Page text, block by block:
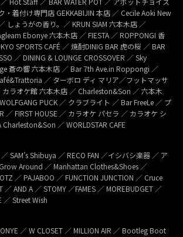
・着付け専門店 GEKKABIJIN 本店 ／ Cecile Aoki New
しょうがの香り。／ KRUN SIAM 六本木店 ／
Ebonye 六本木店 ／ FIESTA ／ ROPPONGI 香
SPORTS CAFÉ ／ 焼酎DINIG BAR 虎の桜 ／ BAR
／ DINING & LOUNGE CROSSOVER ／ Sky
蒼の響 六本木店 ／ Bar 7th Ave.in Roppongi ／
／ ターボロ ディ マリア／フットマッサ
カラオケ館 六本木店 ／ Charleston&Son ／ 六本木
PUCK ／ クラブライト ／ Bar FreeLe ／ プ
／ FIRST HOUSE ／ カラオケ パセラ ／ カラオケ シ
／ WORLDSTAR CAFE
SAM’s Shibuya ／ RECO FAN ／イシバシ楽器 ／ ア
Around ／ Manhattan Clothes&Shoes ／
／ PAJABOO ／ FUNCTION JUNCTION ／ Cruce
／ AND A ／ STOMY ／FAMES ／ MOREBUDGET ／
／ Street Wish
／ W CLOSET ／ MILLION AIR ／ Bootleg Boot